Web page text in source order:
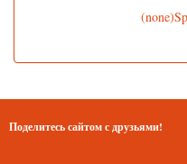
Поделитесь сайтом с друзьями!